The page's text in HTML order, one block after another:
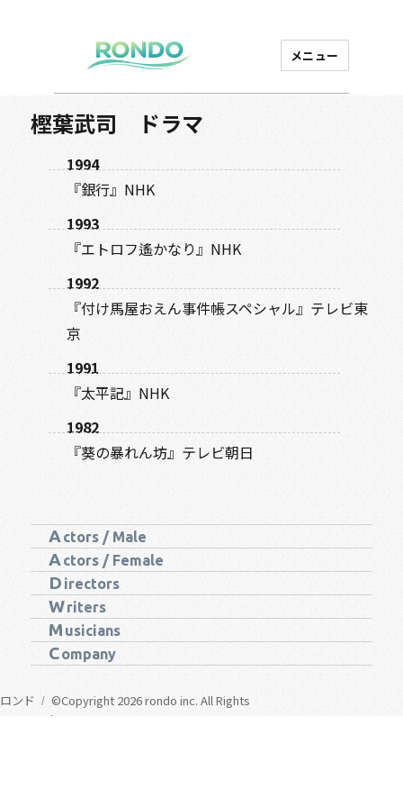
ロンド
芸能プロダクション
メニュー
樫葉武司 ドラマ
1994
『銀行』NHK
1993
『エトロフ遙かなり』NHK
1992
『付け馬屋おえん事件帳スペシャル』テレビ東
京
1991
『太平記』NHK
1982
『葵の暴れん坊』テレビ朝日
A ctors / Male
A ctors / Female
D irectors
Writers
M usicians
Company
ロンド
©Copyright 2026 rondo inc. All Rights
Reserved.